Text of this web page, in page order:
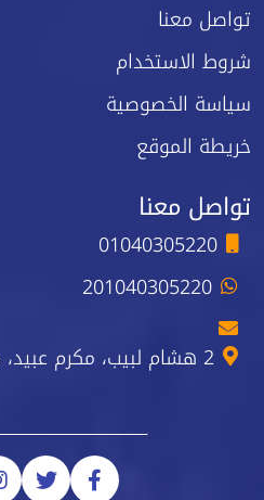
تواصل معنا
شروط الاستخدام
سياسة الخصوصية
خريطة الموقع
تواصل معنا
01040305220
201040305220
2 هشام لبيب، مكرم عبيد، مدينة نصر